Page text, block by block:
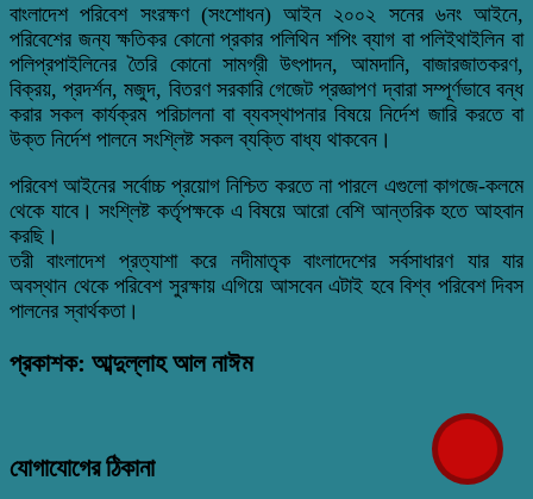
বাংলাদেশ পরিবেশ সংরক্ষণ (সংশোধন) আইন ২০০২ সনের ৬নং আইনে,
পরিবেশের জন্য ক্ষতিকর কোনো প্রকার পলিথিন শপিং ব্যাগ বা পলিইথাইলিন বা
পলিপ্রপাইলিনের তৈরি কোনো সামগ্রী উৎপাদন, আমদানি, বাজারজাতকরণ,
বিক্রয়, প্রদর্শন, মজুদ, বিতরণ সরকারি গেজেট প্রজ্ঞাপণ দ্বারা সম্পূর্ণভাবে বন্ধ
করার সকল কার্যক্রম পরিচালনা বা ব্যবস্থাপনার বিষয়ে নির্দেশ জারি করতে বা
উক্ত নির্দেশ পালনে সংশ্লিষ্ট সকল ব্যক্তি বাধ্য থাকবেন।
পরিবেশ আইনের সর্বোচ্চ প্রয়োগ নিশ্চিত করতে না পারলে এগুলো কাগজে-কলমে
থেকে যাবে। সংশ্লিষ্ট কর্তৃপক্ষকে এ বিষয়ে আরো বেশি আন্তরিক হতে আহবান
করছি।
তরী বাংলাদেশ প্রত্যাশা করে নদীমাতৃক বাংলাদেশের সর্বসাধারণ যার যার
অবস্থান থেকে পরিবেশ সুরক্ষায় এগিয়ে আসবেন এটাই হবে বিশ্ব পরিবেশ দিবস
পালনের স্বার্থকতা।
প্রকাশক: আব্দুল্লাহ আল নাঈম
যোগাযোগের ঠিকানা